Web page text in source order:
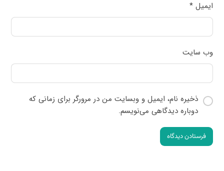
ایمیل*
وب‌ سایت
ذخیره نام، ایمیل و وبسایت من در مرورگر برای زمانی که
دوباره دیدگاهی می‌نویسم.
فرستادن دیدگاه